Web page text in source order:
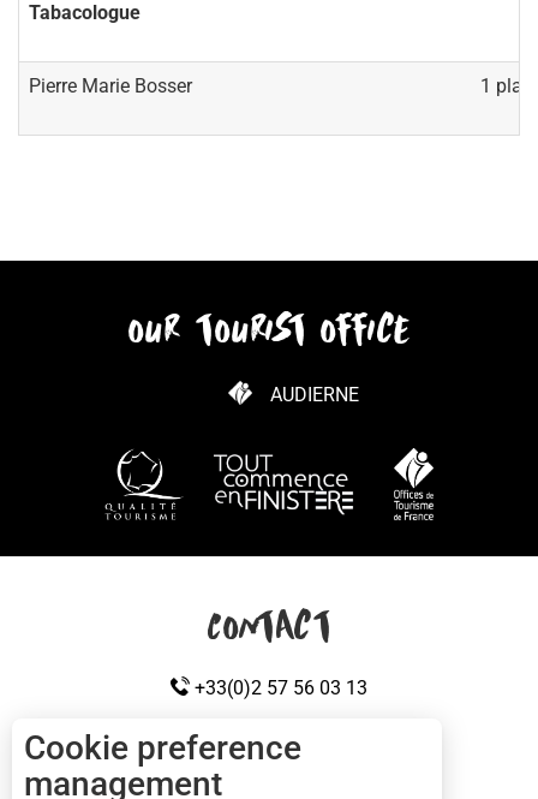
Tabacologue
Pierre Marie Bosser 1
our tourist office
AUDIERNE
Cap sizun
HOW TO GET HERE
Contact
+33(0)2 57 56 03 13
Cookie preference
management